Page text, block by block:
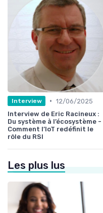
Interview • 12/06/2025
Interview de Eric Racineux :
Du système à l’écosystème -
Comment l’IoT redéfinit le
rôle du RSI
Les plus lus